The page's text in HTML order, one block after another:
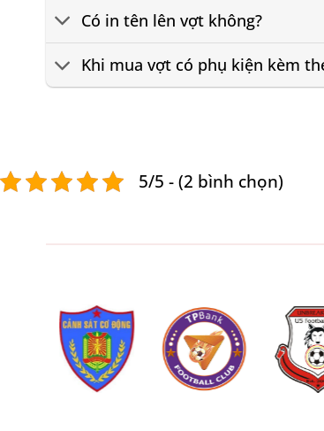
Có in tên lên vợt không?
Khi mua vợt có phụ kiện kèm
5/5 - (2 bình chọn)